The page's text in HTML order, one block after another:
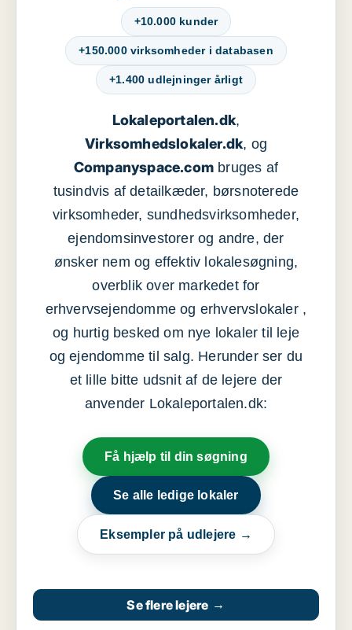
+10.000 kunder
+150.000 virksomheder i databasen
+1.400 udlejninger årligt
Lokaleportalen.dk,
Virksomhedslokaler.dk, og
Companyspace.com bruges af
tusindvis af detailkæder, børsnoterede
virksomheder, sundhedsvirksomheder,
ejendomsinvestorer og andre, der
ønsker nem og effektiv lokalesøgning,
overblik over markedet for
erhvervsejendomme og erhvervslokaler ,
og hurtig besked om nye lokaler til leje
og ejendomme til salg. Herunder ser du
et lille bitte udsnit af de lejere der
anvender Lokaleportalen.dk:
Få hjælp til din søgning
Se alle ledige lokaler
Eksempler på udlejere →
Se flere lejere →